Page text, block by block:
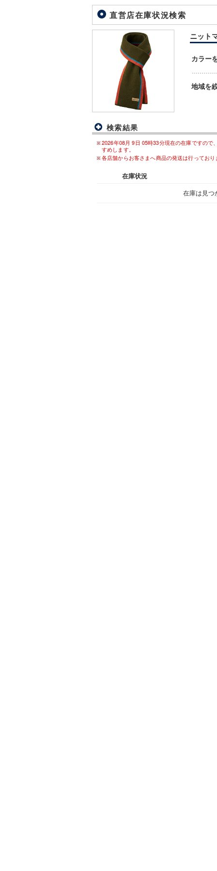
直営店在庫状況検索
ニット
カラー
地域を
検索結果
2026年08月 9日 05時33分現在の在庫ですの
すめします。
各店舗からお客さまへ商品の発送は行っており
在庫状況
在庫は見